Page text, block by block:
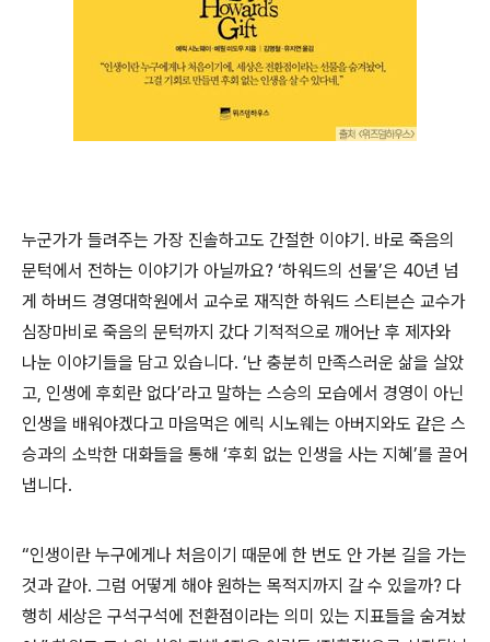
누군가가 들려주는 가장 진솔하고도 간절한 이야기. 바로 죽음의
문턱에서 전하는 이야기가 아닐까요? ‘하워드의 선물’은 40년 넘
게 하버드 경영대학원에서 교수로 재직한 하워드 스티븐슨 교수가
심장마비로 죽음의 문턱까지 갔다 기적적으로 깨어난 후 제자와
나눈 이야기들을 담고 있습니다. ‘난 충분히 만족스러운 삶을 살았
고, 인생에 후회란 없다’라고 말하는 스승의 모습에서 경영이 아닌
인생을 배워야겠다고 마음먹은 에릭 시노웨는 아버지와도 같은 스
승과의 소박한 대화들을 통해 ‘후회 없는 인생을 사는 지혜’를 끌어
냅니다.
“인생이란 누구에게나 처음이기 때문에 한 번도 안 가본 길을 가는
것과 같아. 그럼 어떻게 해야 원하는 목적지까지 갈 수 있을까? 다
행히 세상은 구석구석에 전환점이라는 의미 있는 지표들을 숨겨놨